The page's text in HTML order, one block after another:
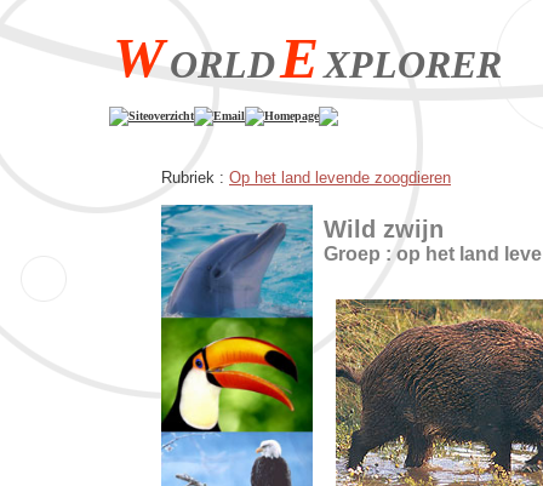
WORLDEXPLORER
Siteoverzicht Email Homepage
Rubriek : Op het land levende zoogdieren
Wild zwijn
Groep : op het land